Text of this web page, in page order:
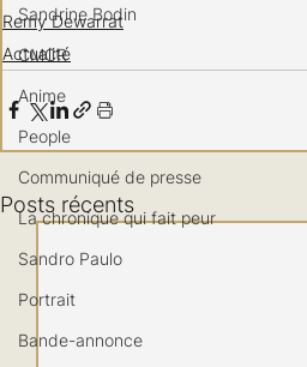
Sandrine Bodin
CMCR
Anime
People
Communiqué de presse
La chronique qui fait peur
Sandro Paulo
Portrait
Bande-annonce
Remy Dewarrat
Actualité
Posts récents